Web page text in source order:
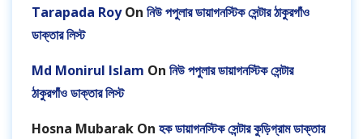
Tarapada RoyOn নিউ পপুলার ডায়াগনস্টিক সেন্টার ঠাকুরগাঁও
ডাক্তার লিস্ট
Md Monirul Islam On নিউ পপুলার ডায়াগনস্টিক সেন্টার
ঠাকুরগাঁও ডাক্তার লিস্ট
Hosna Mubarak On হক ডায়াগনস্টিক সেন্টার কুড়িগ্রাম ডাক্তার